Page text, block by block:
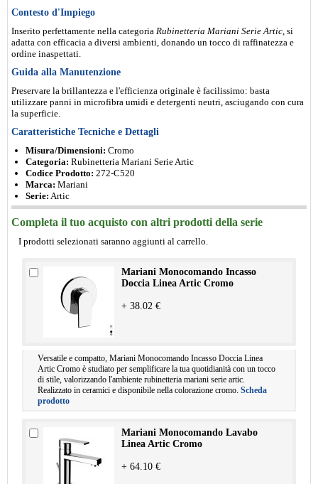
Contesto d'Impiego
Inserito perfettamente nella categoria Rubinetteria Mariani Serie Artic, si
adatta con efficacia a diversi ambienti, donando un tocco di raffinatezza e
ordine inaspettati.
Guida alla Manutenzione
Preservare la brillantezza e l'efficienza originale è facilissimo: basta
utilizzare panni in microfibra umidi e detergenti neutri, asciugando con cura
la superficie.
Caratteristiche Tecniche e Dettagli
Misura/Dimensioni: Cromo
Categoria: Rubinetteria Mariani Serie Artic
Codice Prodotto: 272-C520
Marca: Mariani
Serie: Artic
Completa il tuo acquisto con altri prodotti della serie
I prodotti selezionati saranno aggiunti al carrello.
Mariani Monocomando Incasso
Doccia Linea Artic Cromo
+ 38.02 €
Versatile e compatto, Mariani Monocomando Incasso Doccia Linea
Artic Cromo è studiato per semplificare la tua quotidianità con un tocco
di stile, valorizzando l'ambiente rubinetteria mariani serie artic.
Realizzato in ceramici e disponibile nella colorazione cromo. Scheda
prodotto
Mariani Monocomando Lavabo
Linea Artic Cromo
+ 64.10 €